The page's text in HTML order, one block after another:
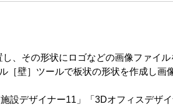
、その形状にロゴなどの画像ファイル
［壁］ツールで板状の形状を作成し画
設デザイナー11」「3Dオフィスデザイ